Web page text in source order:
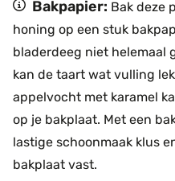
Bakpapier: Bak deze
honing op een stuk
bladerdeeg niet helemaal
kan de taart wat vulling
appelvocht met karamel
op je bakplaat. Met een
lastige schoonmaak klus
bakplaat vast.